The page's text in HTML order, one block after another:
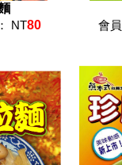
NT80
會